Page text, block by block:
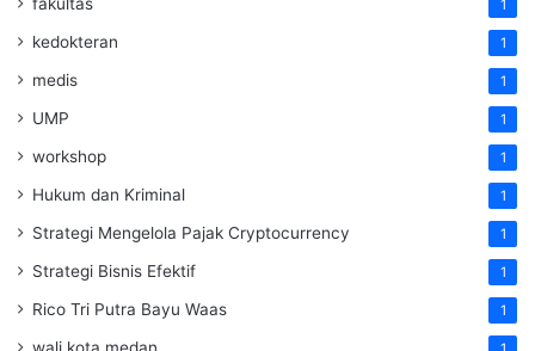
1
kedokteran 1
medis 1
UMP 1
workshop 1
Hukum dan Kriminal 1
Strategi Mengelola Pajak Cryptocurrency 1
Strategi Bisnis Efektif 1
Rico Tri Putra Bayu Waas 1